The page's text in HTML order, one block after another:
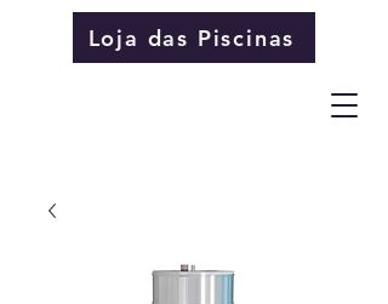
Loja das Piscinas